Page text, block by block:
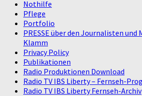
Nothilfe
Pflege
Portfolio
PRESSE über den Journalisten und
Klamm
Privacy Policy
Publikationen
Radio Produktionen Download
Radio TV IBS Liberty – Fernseh-
Radio TV IBS Liberty Fernseh-Archiv